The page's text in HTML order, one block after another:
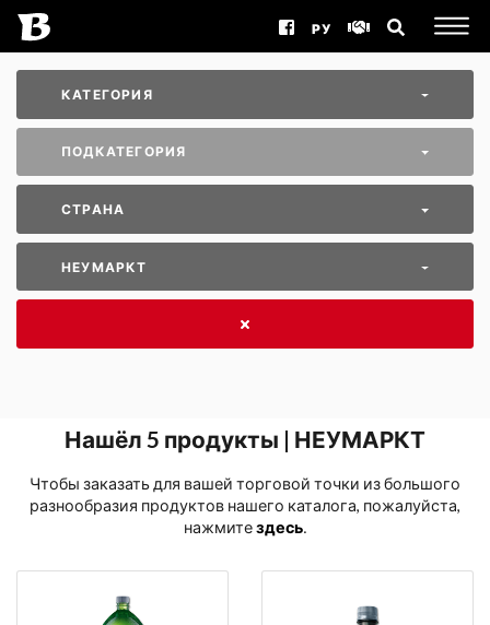
РУ
КАТЕГОРИЯ
ПОДКАТЕГОРИЯ
СТРАНА
НЕУМАРКТ
Нашёл 5 продукты | НЕУМАРКТ
Чтобы заказать для вашей торговой точки из большого
разнообразия продуктов нашего каталога, пожалуйста,
нажмитездесь․